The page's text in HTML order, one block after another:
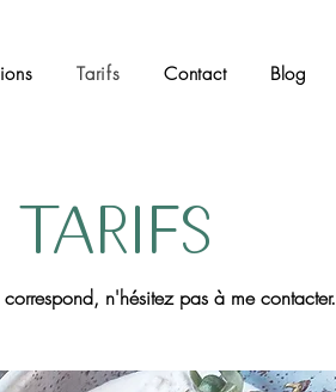
Tarifs Contact Blog
Tarifs
n'hésitez pas à me contacter.